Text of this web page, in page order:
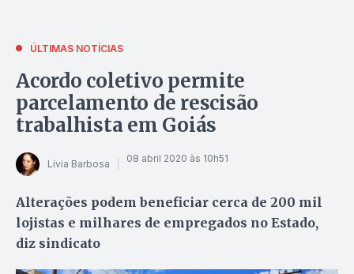
ÚLTIMAS NOTÍCIAS
Acordo coletivo permite
parcelamento de rescisão
trabalhista em Goiás
Lívia Barbosa 08 abril 2020 às 10h51
Alterações podem beneficiar cerca de 200 mil
lojistas e milhares de empregados no Estado,
diz sindicato